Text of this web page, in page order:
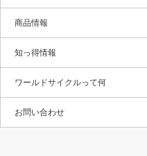
商品情報
知っ得情報
ワールドサイクルって何
お問い合わせ